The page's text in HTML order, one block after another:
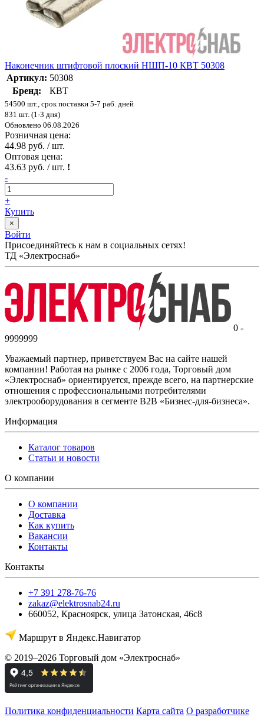
Наконечник штифтовой плоский НШП-10 КВТ 50308
Артикул: 50308
Бренд:
КВТ
54500 шт., срок поставки 5-7 раб. дней
831 шт. (1-3 дня)
Обновлено 06.08.2026
Розничная цена:
44.98 руб. / шт.
Оптовая цена:
43.63 руб. / шт. !
-
+
Купить
×
Войти
Присоединяйтесь к нам в социальных сетях!
ТД «Электроснаб»
0 -
9999999
Уважаемый партнер, приветствуем Вас на сайте нашей
компании! Работая на рынке с 2006 года, Торговый дом
«Электроснаб» ориентируется, прежде всего, на партнерские
отношения с профессиональными потребителями
электрооборудования в сегменте B2B «Бизнес-для-бизнеса».
Информация
Каталог товаров
Статьи и новости
О компании
О компании
Доставка
Как купить
Вакансии
Контакты
Контакты
+7 391 278-76-76
zakaz@elektrosnab24.ru
660052, Красноярск, улица Затонская, 46с8
Маршрут в Яндекс.Навигатор
© 2019–2026 Торговый дом «Электроснаб»
Политика конфиденциальности Карта сайта О разработчике